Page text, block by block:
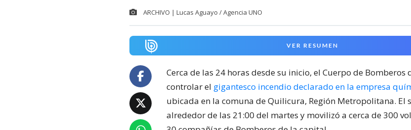
ARCHIVO | Lucas Aguayo / Agencia UNO
VER RESUMEN
Cerca de las 24 horas desde su inicio, el Cuerpo de
controlar el gigantesco incendio declarado en la empresa
ubicada en la comuna de Quilicura, Región Metropolitana. El
alrededor de las 21:00 del martes y movilizó a cerca de 300